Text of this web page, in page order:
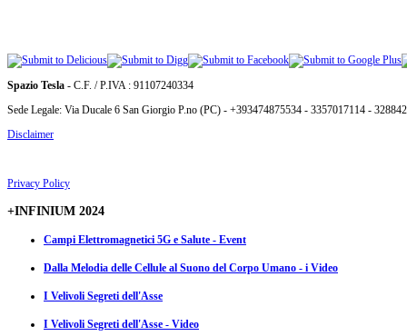
Spazio Tesla - C.F. / P.IVA : 91107240334
Sede Legale: Via Ducale 6 San Giorgio P.no (PC) - +393474875534 - 3357017114 -
Disclaimer
Privacy Policy
+INFINIUM 2024
Campi Elettromagnetici 5G e Salute - Event
Dalla Melodia delle Cellule al Suono del Corpo Umano - i Video
I Velivoli Segreti dell'Asse
I Velivoli Segreti dell'Asse - Video